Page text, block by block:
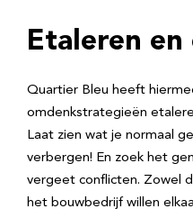
Etaleren en
Quartier Bleu heeft
omdenkstrategieën
Laat zien wat je normaal
verbergen! En zoek het
vergeet conflicten. Zowel
het bouwbedrijf willen